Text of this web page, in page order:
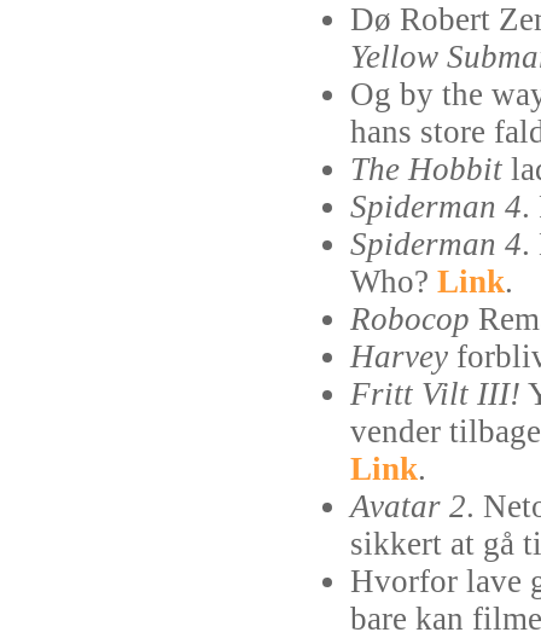
Dø Robert
Yellow
Og by the
hans store
The Hobbit
Spiderman 4.
Spiderman 4.
Who? Link.
Robocop
Harvey
Fritt Vilt III!
vender
Link.
Avatar 2.
sikkert at gå
Hvorfor lave
bare kan